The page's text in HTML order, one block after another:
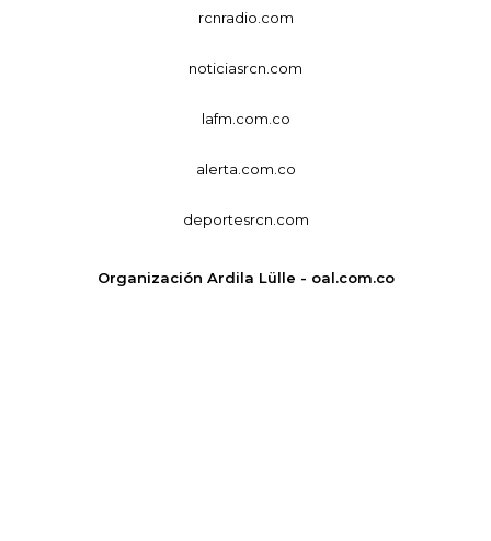
rcnradio.com
noticiasrcn.com
lafm.com.co
alerta.com.co
deportesrcn.com
Organización Ardila Lülle - oal.com.co